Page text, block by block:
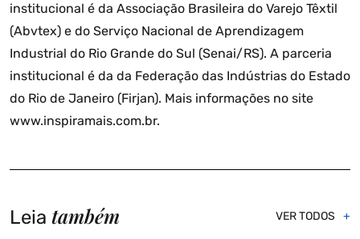
institucional é da Associação Brasileira do Varejo Têxtil
(Abvtex) e do Serviço Nacional de Aprendizagem
Industrial do Rio Grande do Sul (Senai/RS). A parceria
institucional é da da Federação das Indústrias do Estado
do Rio de Janeiro (Firjan). Mais informações no site
www.inspiramais.com.br.
Leia também VER TODOS